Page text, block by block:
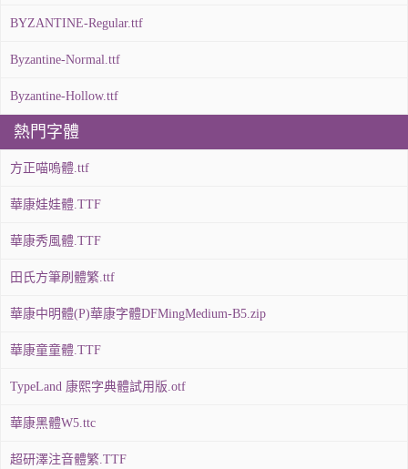
BYZANTINE-Regular.ttf
Byzantine-Normal.ttf
Byzantine-Hollow.ttf
熱門字體
方正喵嗚體.ttf
華康娃娃體.TTF
華康秀風體.TTF
田氏方筆刷體繁.ttf
華康中明體(P)華康字體DFMingMedium-B5.zip
華康童童體.TTF
TypeLand 康熙字典體試用版.otf
華康黑體W5.ttc
超研澤注音體繁.TTF